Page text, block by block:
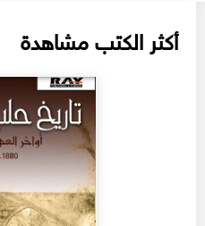
أكثر الكتب مشاهدة